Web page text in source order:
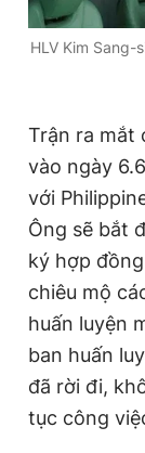
HLV Kim
Trận ra mắt
vào ngày
với
Ông sẽ bắt
ký hợp
chiêu mộ
huấn luyện
ban huấn
đã rời đi,
tục công